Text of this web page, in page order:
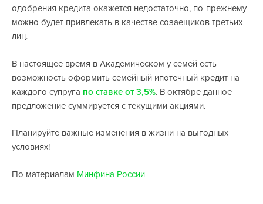
одобрения кредита окажется недостаточно, по-прежнему
можно будет привлекать в качестве созаещиков третьих
лиц.
В настоящее время в Академическом у семей есть
возможность оформить семейный ипотечный кредит на
каждого супруга по ставке от 3,5%. В октябре данное
предложение суммируется с текущими акциями.
Планируйте важные изменения в жизни на выгодных
условиях!
По материалам Минфина России